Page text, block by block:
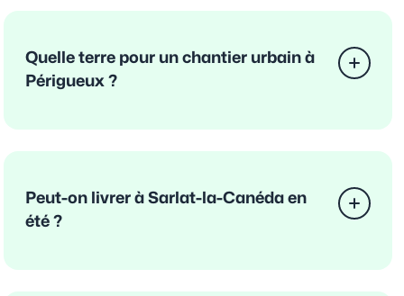
Quelle terre pour un chantier urbain à
Périgueux ?
Peut-on livrer à Sarlat-la-Canéda en
été ?